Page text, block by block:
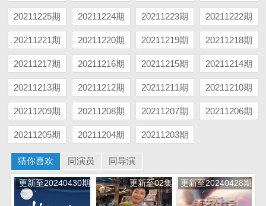
20211225期 20211224期 20211223期 20211222期
20211221期 20211220期 20211219期 20211218期
20211217期 20211216期 20211215期 20211214期
20211213期 20211212期 20211211期 20211210期
20211209期 20211208期 20211207期 20211206期
20211205期 20211204期 20211203期
猜你喜欢 同演员 同导演
更新至20240430期 更新至02集 更新至20240428期